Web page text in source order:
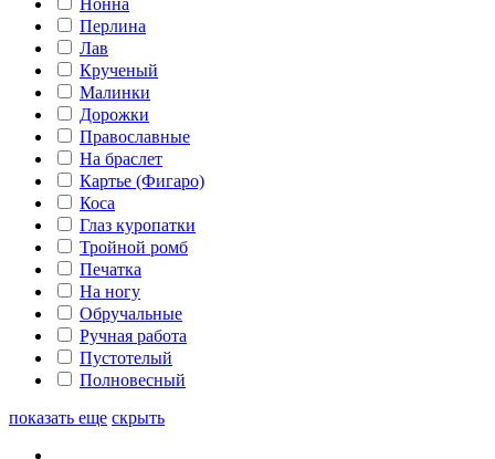
Нонна
Перлина
Лав
Крученый
Малинки
Дорожки
Православные
На браслет
Картье (Фигаро)
Коса
Глаз куропатки
Тройной ромб
Печатка
На ногу
Обручальные
Ручная работа
Пустотелый
Полновесный
показать еще скрыть